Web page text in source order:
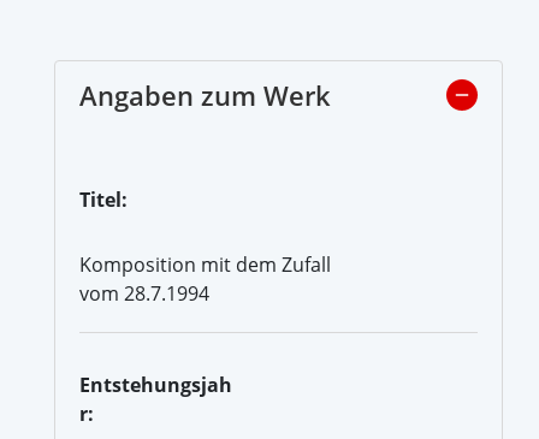
Angaben zum Werk
Titel:
Komposition mit dem Zufall
vom 28.7.1994
Entstehungsjah
r: